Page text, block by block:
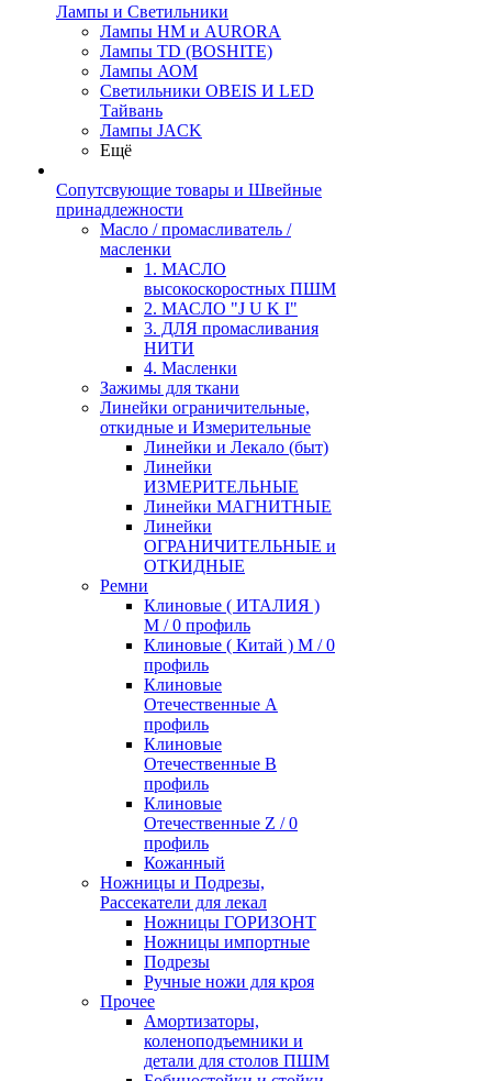
Лампы и Светильники
Лампы HM и AURORA
Лампы TD (BOSHITE)
Лампы АОМ
Светильники OBEIS И LED
Тайвань
Лампы JACK
Ещё
Сопутсвующие товары и Швейные
принадлежности
Масло / промасливатель /
масленки
1. МАСЛО
высокоскоростных ПШМ
2. МАСЛО "J U K I"
3. ДЛЯ промасливания
НИТИ
4. Масленки
Зажимы для ткани
Линейки ограничительные,
откидные и Измерительные
Линейки и Лекало (быт)
Линейки
ИЗМЕРИТЕЛЬНЫЕ
Линейки МАГНИТНЫЕ
Линейки
ОГРАНИЧИТЕЛЬНЫЕ и
ОТКИДНЫЕ
Ремни
Клиновые ( ИТАЛИЯ )
М / 0 профиль
Клиновые ( Китай ) М / 0
профиль
Клиновые
Отечественные А
профиль
Клиновые
Отечественные В
профиль
Клиновые
Отечественные Z / 0
профиль
Кожанный
Ножницы и Подрезы,
Рассекатели для лекал
Ножницы ГОРИЗОНТ
Ножницы импортные
Подрезы
Ручные ножи для кроя
Прочее
Амортизаторы,
коленоподъемники и
детали для столов ПШМ